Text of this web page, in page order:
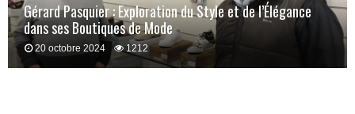
Gérard Pasquier : Exploration du Style et de l’Élégance
dans ses Boutiques de Mode
20 octobre 2024 1212